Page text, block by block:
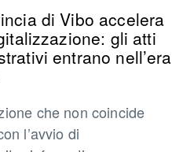
di Vibo accelera
gli atti
entrano nell’era
che non coincide
l’avvio di